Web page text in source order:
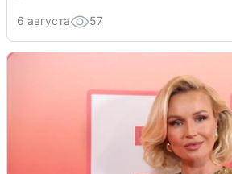
6 августа 57